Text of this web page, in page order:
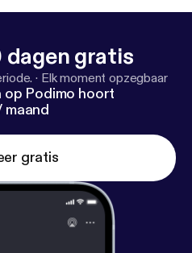
dagen gratis
· Elk moment opzegbaar
op Podimo hoort
maand
gratis